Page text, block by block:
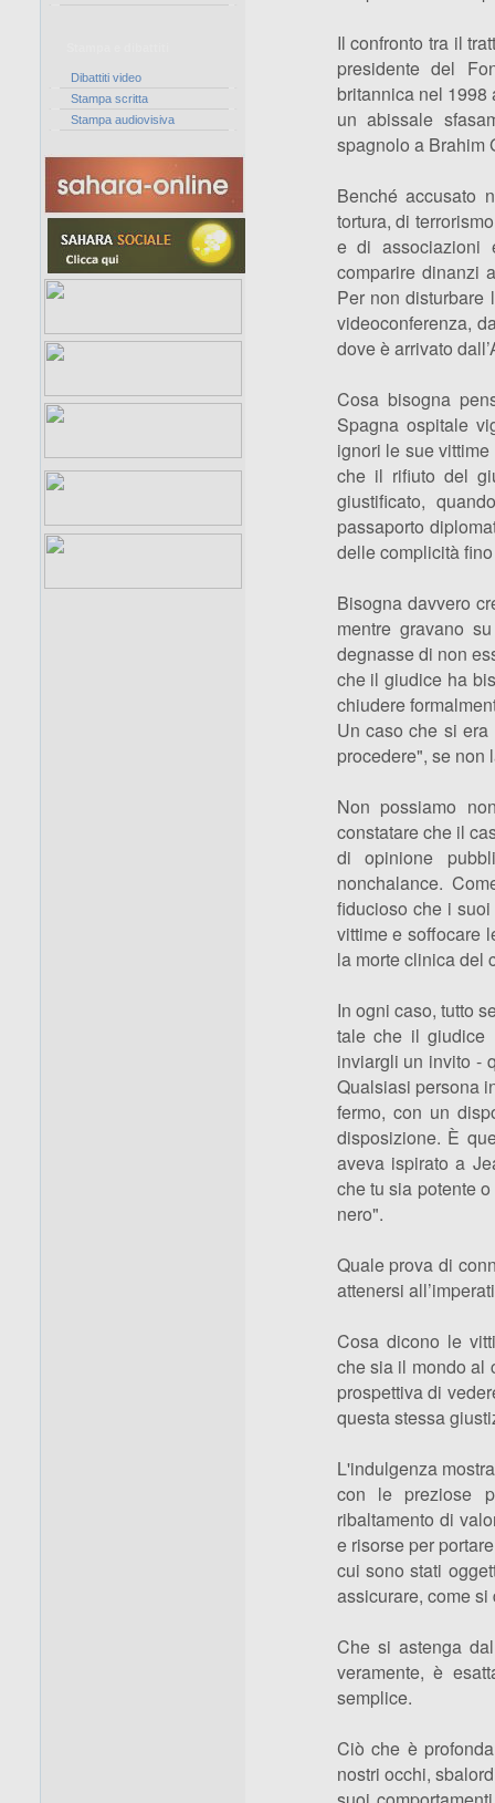
Dibattiti video
Stampa scritta
Stampa audiovisiva
Il confronto tra il
presidente del
britannica nel
un abissale
spagnolo a Brahim
Benché accusato
tortura, di
e di associazioni
comparire dinanzi
Per non
videoconferenza,
dove è arrivato
Cosa bisogna
Spagna ospitale
ignori le sue
che il rifiuto del
giustificato,
passaporto
delle complicità
Bisogna davvero
mentre gravano
degnasse di non
che il giudice ha
chiudere
Un caso che si
procedere", se non
Non possiamo
constatare che il
di opinione
nonchalance.
fiducioso che i
vittime e soffocare
la morte clinica del
In ogni caso, tutto
tale che il giudice
inviargli un invito -
Qualsiasi persona
fermo, con un
disposizione. È
aveva ispirato a
che tu sia potente
nero".
Quale prova di
attenersi
Cosa dicono le
che sia il mondo al
prospettiva di
questa stessa
L'indulgenza
con le preziose
ribaltamento di
e risorse per
cui sono stati
assicurare, come
Che si astenga
veramente, è
semplice.
Ciò che è
nostri occhi,